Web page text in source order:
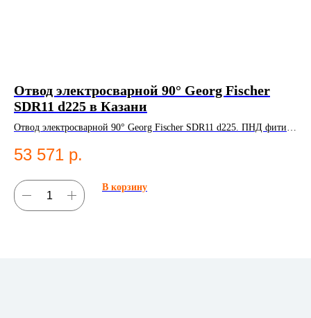
Отвод электросварной 90° Georg Fischer
SDR11 d225 в Казани
Отвод электросварной 90° Georg Fischer SDR11 d225. ПНД фитинг
53 571 р.
В корзину